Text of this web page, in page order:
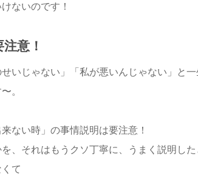
ないのです！
意！
いじゃない」「私が悪いんじゃない」と
。
ない時」の事情説明は要注意！
、それはもうクソ丁寧に、うまく説明した
て